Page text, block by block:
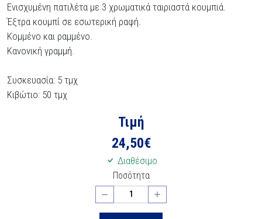
Ενισχυμένη πατιλέτα με 3 χρωματικά ταιριαστά κουμπιά.
Έξτρα κουμπί σε εσωτερική ραφή.
Κομμένο και ραμμένο.
Κανονική γραμμή.
Συσκευασία: 5 τμχ
Κιβώτιο: 50 τμχ
Τιμή
24,50€
Διαθέσιμο
Ποσότητα